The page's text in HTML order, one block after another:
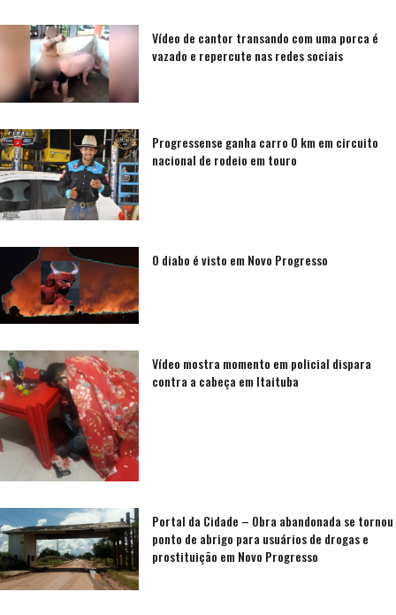
Vídeo de cantor transando com uma porca é
vazado e repercute nas redes sociais
Progressense ganha carro 0 km em circuito
nacional de rodeio em touro
O diabo é visto em Novo Progresso
Vídeo mostra momento em policial dispara
contra a cabeça em Itaituba
Portal da Cidade – Obra abandonada se tornou
ponto de abrigo para usuários de drogas e
prostituição em Novo Progresso